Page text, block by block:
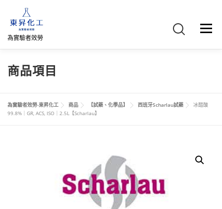
為實驗者效勞
選單
首頁 關於我們
網路商店 直購專區 詢價車、購物車/會員
商品項目
為實驗者效勞-東昇化工 商品 【試藥、化學品】 西班牙Scharlau試藥
冰醋酸
99.8%｜GR, ACS, ISO｜2.5L【Scharlau】